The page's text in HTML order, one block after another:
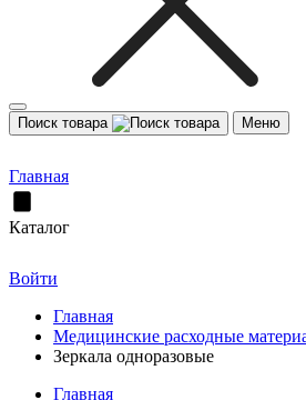
Поиск товара Меню
Главная
Каталог
Войти
Главная
Медицинские расходные
Зеркала одноразовые
Главная